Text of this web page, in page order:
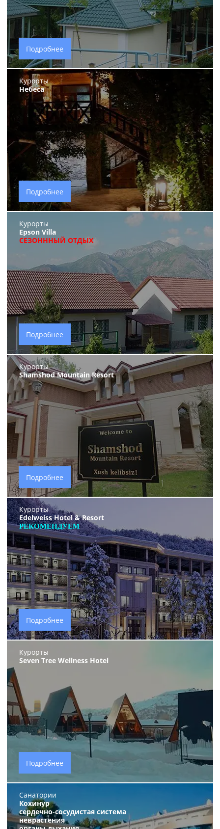
Подробнее
Курорты
Небеса
Подробнее
Курорты
Epson Villa
СЕЗОНННЫЙ ОТДЫХ
Подробнее
Курорты
Shamshod Mountain Resort
Подробнее
Курорты
Edelweiss Hotel & Resort
РЕКОМЕНДУЕМ
Подробнее
Курорты
Seven Tree Wellness Нotel
Подробнее
Санатории
Кохинур
сердечно-сосудистая система
неврастения